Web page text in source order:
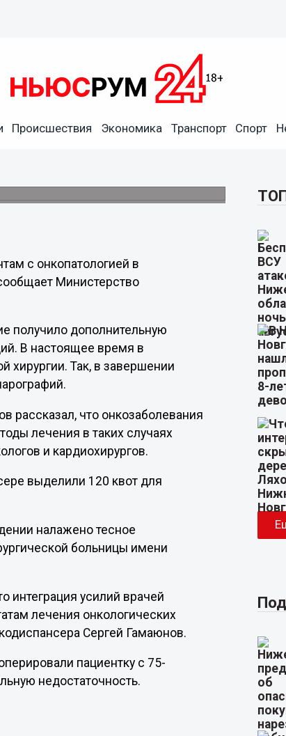
Происшествия Экономика Транспорт Спорт
пациентам в
с онкопатологией в
Министерство
получило дополнительную
В настоящее время в
хирургии. Так, в завершении
рассказал, что онкозаболевания
лечения в таких случаях
и кардиохирургов.
выделили 120 квот для
налажено тесное
больницы имени
интеграция усилий врачей
лечения онкологических
Сергей Гамаюнов.
пациентку с 75-
недостаточность.